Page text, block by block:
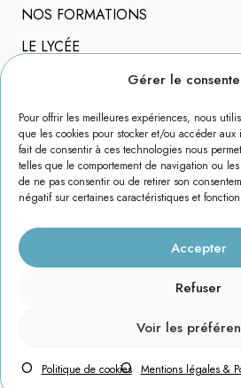
Gérer le
Pour offrir les meilleures expériences, nous
que les cookies pour stocker et/ou accéder aux
fait de consentir à ces technologies nous
telles que le comportement de navigation ou
de ne pas consentir ou de retirer son
négatif sur certaines caractéristiques et
Accepter
Refuser
Voir les
Politique de cookies Mentions légales &
NOS FORMATIONS
LE LYCÉE
LES ÉLÈVES S’ENGAGENT
À L’INTERNATIONAL
ACCÈS RAPIDE
ACCÈS À L’ENT
PARCOURSUP
CONTACTEZ-NOUS
RÈGLEMENT INTÉRIEUR